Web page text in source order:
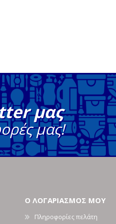
μας
μας!
Ο ΛΟΓΑΡΙΑΣΜΟΣ ΜΟΥ
Πληροφορίες πελάτη